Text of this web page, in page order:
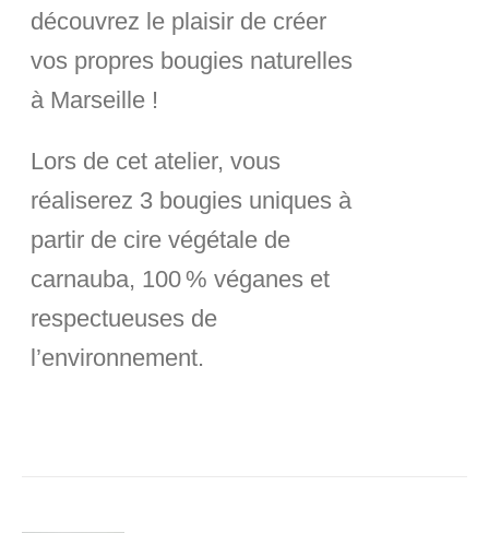
découvrez le plaisir de créer
vos propres bougies naturelles
à Marseille !
Lors de cet atelier, vous
réaliserez 3 bougies uniques à
partir de cire végétale de
carnauba, 100 % véganes et
respectueuses de
l’environnement.